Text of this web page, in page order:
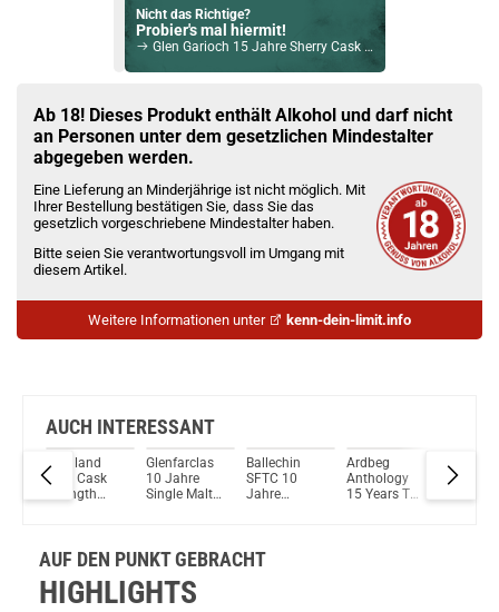
Nicht das Richtige?
Probier's mal hiermit!
Glen Garioch 15 Jahre Sherry Cask Matured Single Malt Scotch Whisky 53,7% Vol. 700ml
Check das mal!
Rum Malecon 8 Jahre Reserva Superior Rum 40% Vol. 700ml
Du willst Kröten sparen?
Schau mal hier!
Teslacigs Q 2,0ml 900mAh Pod System Kit Midnight Black
Ab 18! Dieses Produkt enthält Alkohol und darf nicht
an Personen unter dem gesetzlichen Mindestalter
abgegeben werden.
Eine Lieferung an Minderjährige ist nicht möglich. Mit
Ihrer Bestellung bestätigen Sie, dass Sie das
gesetzlich vorgeschriebene Mindestalter haben.
Bitte seien Sie verantwortungsvoll im Umgang mit
diesem Artikel.
Weitere Informationen unter kenn-dein-limit.info
AUCH INTERESSANT
Highland
Park Cask
Strength
700ml 64,1%
Glenfarclas
10 Jahre
Single Malt
Ballechin
SFTC 10
Jahre
Single Malt
Ardbeg
Anthology
15 Years The
PX
AUF DEN PUNKT GEBRACHT
HIGHLIGHTS